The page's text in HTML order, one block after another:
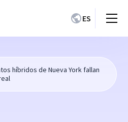
ES
híbridos de Nueva York fallan